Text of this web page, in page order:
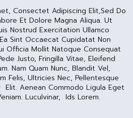
Consectet Adipiscing Elit,sed Do
Et Dolore Magna Aliqua. Ut
Nostrud Exercitation Ullamco
Sint Occaecat Cupidatat Non
Officia Mollit Natoque Consequat
Justo, Fringilla Vitae, Eleifend
Nam Quam Nunc, Blandit Vel,
Felis, Ultricies Nec, Pellentesque
Aenean Commodo Ligula Eget
Luculvinar, Ids Lorem.